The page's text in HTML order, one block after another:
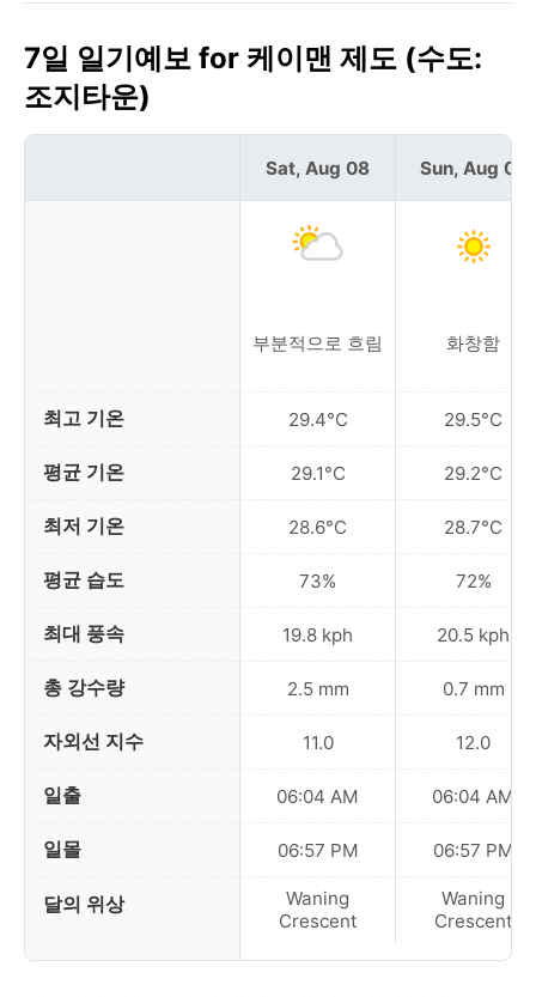
7일 일기예보 for 케이맨 제도 (수도:
조지타운)
최고 기온
평균 기온
최저 기온
평균 습도
최대 풍속
총 강수량
자외선 지수
일출
일몰
달의 위상
Sat, Aug 08
부분적으로 흐림
29.4°C
29.1°C
28.6°C
73%
19.8 kph
2.5 mm
11.0
06:04 AM
06:57 PM
Waning
Crescent
Sun, Aug 09
화창함
29.5°C
29.2°C
28.7°C
72%
20.5 kph
0.7 mm
12.0
06:04 AM
06:57 PM
Waning
Crescent